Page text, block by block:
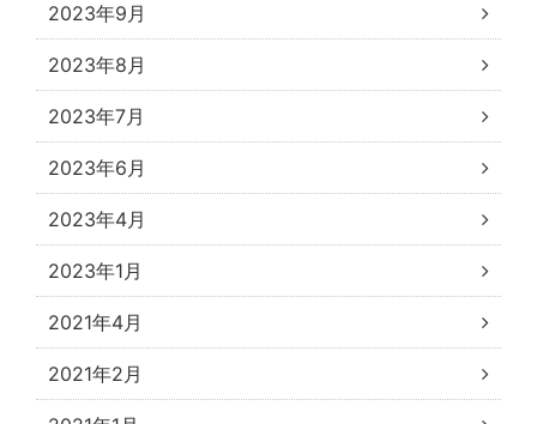
2023年9月
2023年8月
2023年7月
2023年6月
2023年4月
2023年1月
2021年4月
2021年2月